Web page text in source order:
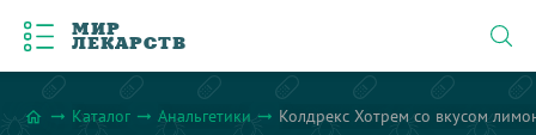
МИР
ЛЕКАРСТВ
home arrow_right_alt Каталог arrow_right_alt Анальгетики arrow_right_alt Колдрекс Хотрем со вкусом